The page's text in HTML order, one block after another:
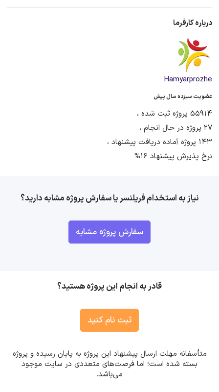
درباره کارفرما
Hamyarprozhe
عضویت سیزده سال پیش
55914 پروژه ثبت شده ،
27 پروژه در حال انجام ،
143 پروژه آماده دریافت پیشنهاد ،
نرخ پذیرش پیشنهاد 16%
نیاز به استخدام فریلنسر یا سفارش پروژه مشابه دارید؟
سفارش پروژه مشابه
قادر به انجام این پروژه هستید؟
ثبت نام کنید
متأسفانه مهلت ارسال پیشنهاد این پروژه به پایان رسیده و پروژه
بسته شده است؛ اما فرصت‌های متعددی در سایت موجود
می‌باشد.